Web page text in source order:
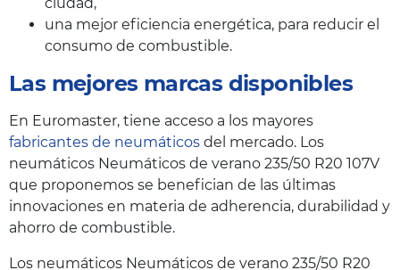
una mejor eficiencia energética, para reducir el
consumo de combustible.
Las mejores marcas disponibles
En Euromaster, tiene acceso a los mayores
fabricantes de neumáticos del mercado. Los
neumáticos Neumáticos de verano 235/50 R20 107V
que proponemos se benefician de las últimas
innovaciones en materia de adherencia, durabilidad y
ahorro de combustible.
Los neumáticos Neumáticos de verano 235/50 R20